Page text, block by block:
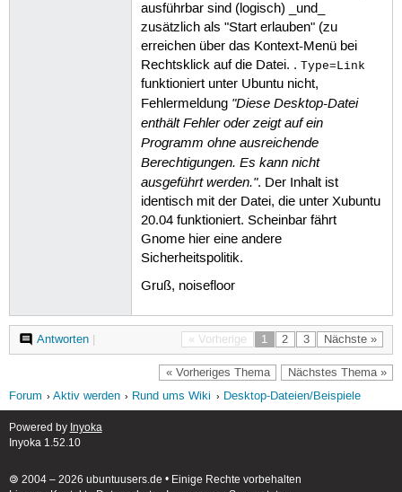
ausführbar sind (logisch) _und_
zusätzlich als "Start erlauben" (zu
erreichen über das Kontext-Menü bei
Rechtsklick auf die Datei. . Type=Link
funktioniert unter Ubuntu nicht,
Fehlermeldung "Diese Desktop-Datei
enthält Fehler oder zeigt auf ein
Programm ohne ausreichende
Berechtigungen. Es kann nicht
ausgeführt werden.". Der Inhalt ist
identisch mit der Datei, die unter Xubuntu
20.04 funktioniert. Scheinbar fährt
Gnome hier eine andere
Sicherheitspolitik.
Gruß, noisefloor
« Vorherige 1 2 3 Nächste »
Antworten|
« Vorheriges Thema Nächstes Thema »
Forum Aktiv werden Rund ums Wiki Desktop-Dateien/Beispiele
Powered by Inyoka
Inyoka 1.52.10
🄯 2004 – 2026 ubuntuusers.de • Einige Rechte vorbehalten